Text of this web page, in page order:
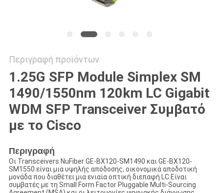
Περιγραφή προϊόντων
1.25G SFP Module Simplex SM
1490/1550nm 120km LC Gigabit
WDM SFP Transceiver Συμβατό
με το Cisco
Περιγραφή
Οι Transceivers NuFiber GE-BX120-SM1490 και GE-BX120-
SM1550 είναι μια υψηλής απόδοσης, οικονομικά αποδοτική
μονάδα που διαθέτει μια ενιαία οπτική διεπαφή LC.Είναι
συμβατές με τη Small Form Factor Pluggable Multi-Sourcing